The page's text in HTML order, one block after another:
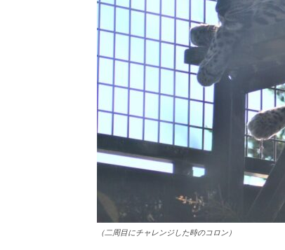
（二周目にチャレンジした時のコロン）